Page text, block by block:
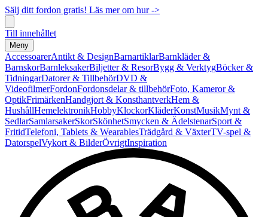
Sälj ditt fordon gratis! Läs mer om hur ->
Till innehållet
Meny
AccessoarerAntikt & DesignBarnartiklarBarnkläder &
BarnskorBarnleksakerBiljetter & ResorBygg & VerktygBöcker &
TidningarDatorer & TillbehörDVD &
VideofilmerFordonFordonsdelar & tillbehörFoto, Kameror &
OptikFrimärkenHandgjort & KonsthantverkHem &
HushållHemelektronikHobbyKlockorKläderKonstMusikMynt &
SedlarSamlarsakerSkorSkönhetSmycken & ÄdelstenarSport &
FritidTelefoni, Tablets & WearablesTrädgård & VäxterTV-spel &
DatorspelVykort & BilderÖvrigtInspiration